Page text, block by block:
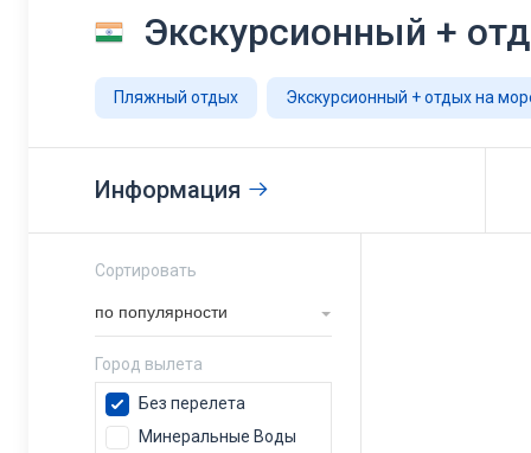
Экскурсионный +
Пляжный отдых Экскурсионный + отдых на
Информация
Сортировать
по популярности
Город вылета
Без перелета
Минеральные Воды